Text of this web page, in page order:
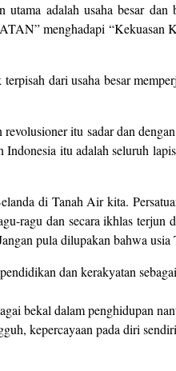
adalah usaha besar dan
menghadapi
dari usaha besar
itu sadar dan
itu adalah seluruh
di Tanah Air kita.
ragu dan secara ikhlas terjun
pula dilupakan bahwa
dan kerakyatan
bekal dalam penghidupan
kepercayaan pada diri